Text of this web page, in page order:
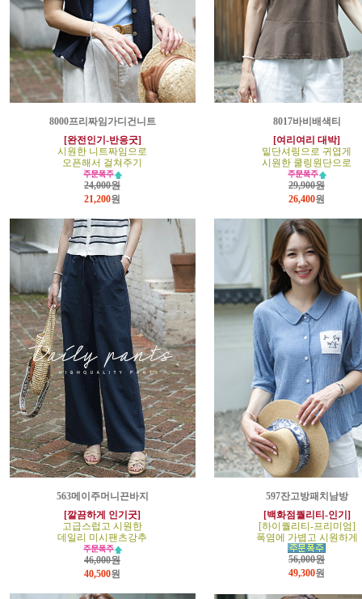
8000프리짜임가디건니트
[완전인기-반응굿]
시원한 니트짜임으로
오픈해서 걸쳐주기
24,000원
21,200원
8017바비배색티
[여리여리 대박]
밑단셔링으로 귀엽게
시원한 쿨링원단으로
29,900원
26,400원
563메이주머니끈바지
[깔끔하게 인기굿]
고급스럽고 시원한
데일리 미시팬츠강추
46,000원
40,500원
597잔고방패치남방
[백화점퀄리티-인기]
[하이퀄리티-프리미엄]
폭염에 가볍고 시원하게
56,000원
49,300원